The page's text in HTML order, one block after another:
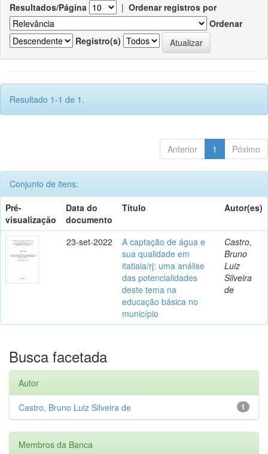
Resultados/Página | Ordenar registros por
Ordenar
Registro(s)
Resultado 1-1 de 1.
Anterior 1 Póximo
Conjunto de itens:
Pré-
visualização
Data do
documento
Título Autor(es)
23-set-2022
A captação de água e
sua qualidade em
itatiaia/rj: uma análise
das potencialidades
deste tema na
educação básica no
município
Castro,
Bruno
Luiz
Silveira
de
Busca facetada
Autor
1
Castro, Bruno Luiz Silveira de
Membros da Banca